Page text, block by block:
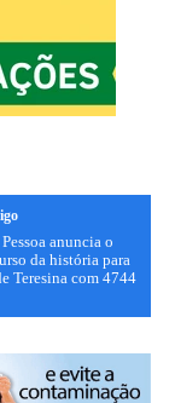
anuncia o
da história para
Teresina com 4744